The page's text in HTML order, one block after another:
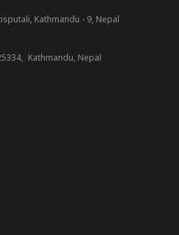
Kathmandu - 9, Nepal
Kathmandu, Nepal